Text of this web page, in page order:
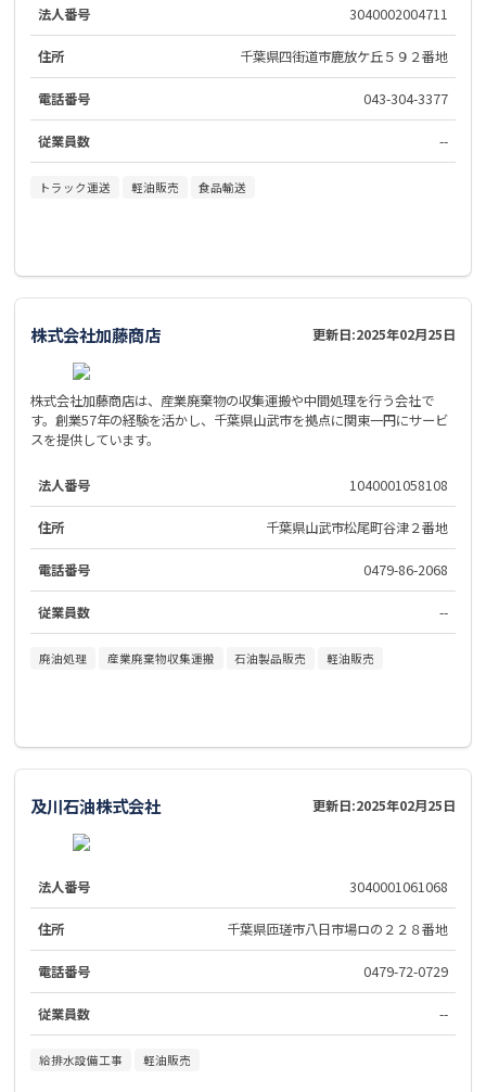
法人番号 3040002004711
住所 千葉県四街道市鹿放ケ丘５９２番地
電話番号 043-304-3377
従業員数 --
トラック運送 軽油販売 食品輸送
株式会社加藤商店 更新日:2025年02月25日
株式会社加藤商店は、産業廃棄物の収集運搬や中間処理を行う会社で
す。創業57年の経験を活かし、千葉県山武市を拠点に関東一円にサービ
スを提供しています。
法人番号 1040001058108
住所 千葉県山武市松尾町谷津２番地
電話番号 0479-86-2068
従業員数 --
廃油処理 産業廃棄物収集運搬 石油製品販売 軽油販売
及川石油株式会社 更新日:2025年02月25日
法人番号 3040001061068
住所 千葉県匝瑳市八日市場ロの２２８番地
電話番号 0479-72-0729
従業員数 --
給排水設備工事 軽油販売